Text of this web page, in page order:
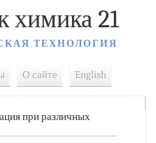
химика 21
ТЕХНОЛОГИЯ
О сайте English
при различных